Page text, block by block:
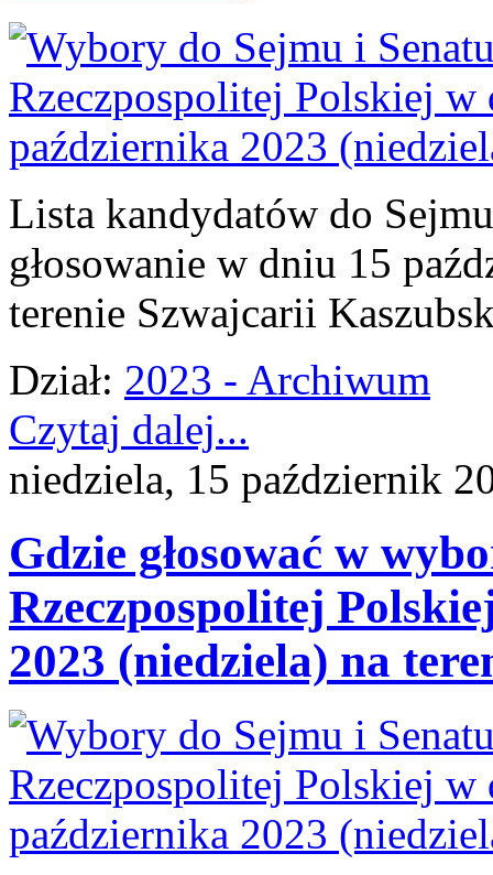
Lista kandydatów do
głosowanie w dniu 15
terenie Szwajcarii
Dział: 2023 - Archiwum
Czytaj dalej...
niedziela, 15 październik
Gdzie głosować w
Rzeczpospolitej
2023 (niedziela) na